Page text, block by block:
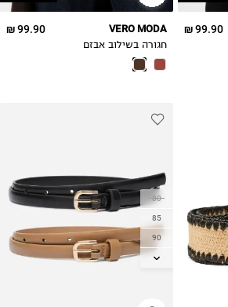
99.90 ₪
99.90 ₪ VERO MODA
חגורה בשילוב אבזם
80
85
90
95